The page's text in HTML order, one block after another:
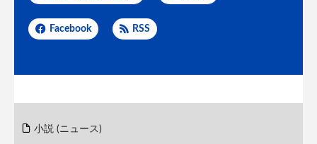
Facebook RSS
小説 (ニュース)